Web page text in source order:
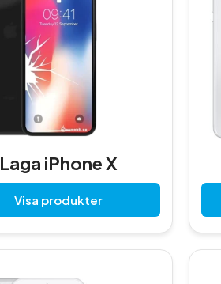
Laga iPhone X
Visa produkter